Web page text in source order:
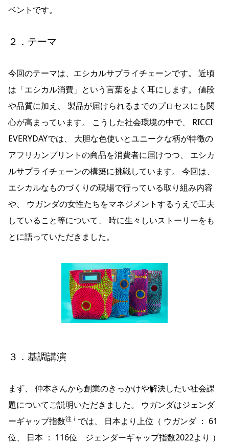
ベントです。
２．テーマ
今回のテーマは、エシカルサプライチェーンです。 近頃
は「エシカル消費」という言葉をよく耳にします。 値段
や品質に加え、 製品が届けられるまでのプロセスにも関
心が高まっています。 こうした社会環境の中で、 RICCI
EVERYDAYでは、 大胆な色使いとユニークな柄が特徴の
アフリカンプリントの商品を消費者に届けつつ、 エシカ
ルサプライチェーンの構築に挑戦しています。 今回は、
エシカルなものづくりの現場で行っている取り組み内容
や、 ウガンダの女性たちをマネジメントするうえで工夫
していること等について、 時に生々しいストーリーをも
とに語っていただきました。
３．基調講演
まず、 仲本さんから創業のきっかけや解決したい社会課
題についてご説明いただきました。 ウガンダはジェンダ
ーギャップ指数注ⅰ では、 日本より上位（ ウガンダ ： 61
位、 日本 ： 116位 ジェンダーギャップ指数2022より ）